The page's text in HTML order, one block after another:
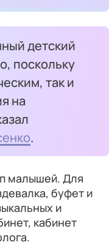
детский
поскольку
так и
на
.
малышей. Для
буфет и
и
кабинет